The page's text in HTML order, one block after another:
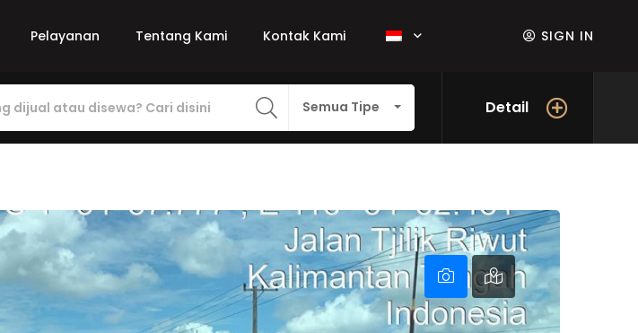
Pelayanan Tentang Kami Kontak Kami SIGN IN
Semua Tipe Detail